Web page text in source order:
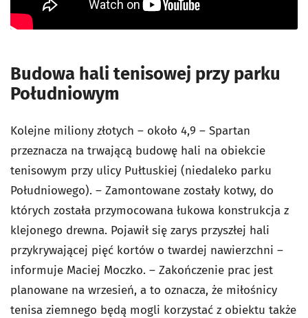
Budowa hali tenisowej przy parku
Południowym
Kolejne miliony złotych – około 4,9 – Spartan
przeznacza na trwającą budowę hali na obiekcie
tenisowym przy ulicy Pułtuskiej (niedaleko parku
Południowego). – Zamontowane zostały kotwy, do
których została przymocowana łukowa konstrukcja z
klejonego drewna. Pojawił się zarys przyszłej hali
przykrywającej pięć kortów o twardej nawierzchni –
informuje Maciej Moczko. – Zakończenie prac jest
planowane na wrzesień, a to oznacza, że miłośnicy
tenisa ziemnego będą mogli korzystać z obiektu także